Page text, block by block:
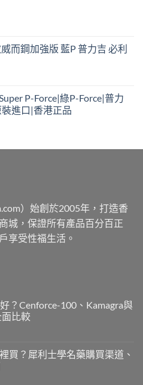
而鋼加強版 藍P 普力吉 必利
P-Force|綠P-Force|普力
進口|香港正品
）始創於2005年，打造香
城，保證所有產品百分百正
享受性福生活。
？Cenforce-100、Kamagra與
面比較
買？犀利士學名藥購買渠道、